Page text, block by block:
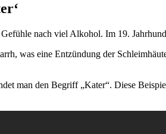
nach viel Alkohol. Im 19.
was eine Entzündung der
man den Begriff „Kater“. Diese